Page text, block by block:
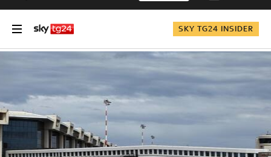
SKY TG24 INSIDER